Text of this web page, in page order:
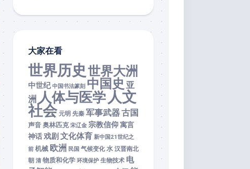
大家在看
世界历史 世界大洲
中世纪 中国书法篆刻 中国史 亚
洲 人体与医学人文
社会 元明 先秦 军事武器古国
声音 奥林匹克 宋辽金 宗教信仰寓言
神话戏剧 文化体育 新中国21世纪之
前 机械 欧洲 民国 气候变化 水 汉晋南北
朝 清 物质和化学 环境保护 生物技术 电